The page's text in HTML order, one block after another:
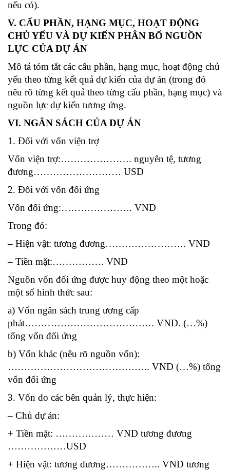
nếu có).
V. CẤU PHẦN, HẠNG MỤC, HOẠT ĐỘNG
CHỦ YẾU VÀ DỰ KIẾN PHÂN BỔ NGUỒN
LỰC CỦA DỰ ÁN
Mô tả tóm tắt các cấu phần, hạng mục, hoạt động chủ
yếu theo từng kết quả dự kiến của dự án (trong đó
nêu rõ từng kết quả theo từng cấu phần, hạng mục) và
nguồn lực dự kiến tương ứng.
VI. NGÂN SÁCH CỦA DỰ ÁN
1. Đối với vốn viện trợ
Vốn viện trợ:…………………. nguyên tệ, tương
đương……………………… USD
2. Đối với vốn đối ứng
Vốn đối ứng:…………………. VND
Trong đó:
– Hiện vật: tương đương……………………. VND
– Tiền mặt:……………. VND
Nguồn vốn đối ứng được huy động theo một hoặc
một số hình thức sau:
a) Vốn ngân sách trung ương cấp
phát…………………………………. VND. (…%)
tổng vốn đối ứng
b) Vốn khác (nêu rõ nguồn vốn):
…………………………………….. VND (…%) tổng
vốn đối ứng
3. Vốn do các bên quản lý, thực hiện:
– Chủ dự án:
+ Tiền mặt: ……………… VND tương đương
………………USD
+ Hiện vật: tương đương…………….. VND tương